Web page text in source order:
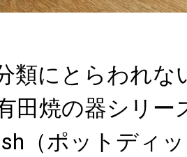
類にとらわれな
田焼の器シリー
（ポットディ